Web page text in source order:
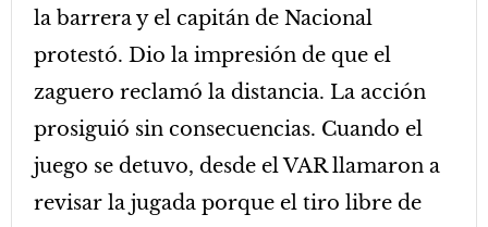
la barrera y el capitán de Nacional
protestó. Dio la impresión de que el
zaguero reclamó la distancia. La acción
prosiguió sin consecuencias. Cuando el
juego se detuvo, desde el VAR llamaron a
revisar la jugada porque el tiro libre de